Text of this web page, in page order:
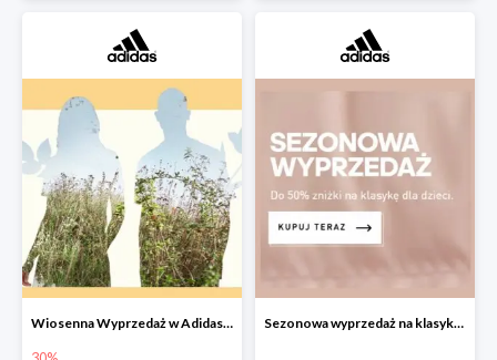
Wiosenna Wyprzedaż w Adidas -30% na wybrane produkty Sezonowa wyprzedaż na klasykę dla dzieci w Adidas do -50%